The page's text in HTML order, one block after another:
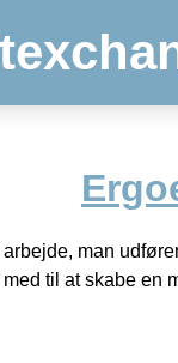
man udfører.
til at skabe